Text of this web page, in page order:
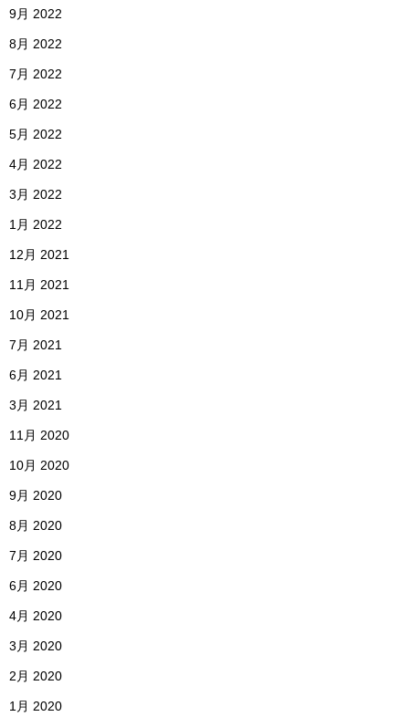
9月 2022
8月 2022
7月 2022
6月 2022
5月 2022
4月 2022
3月 2022
1月 2022
12月 2021
11月 2021
10月 2021
7月 2021
6月 2021
3月 2021
11月 2020
10月 2020
9月 2020
8月 2020
7月 2020
6月 2020
4月 2020
3月 2020
2月 2020
1月 2020